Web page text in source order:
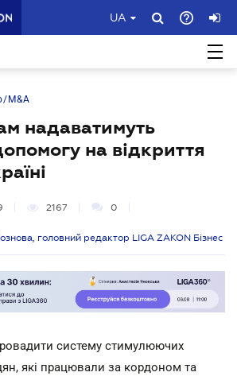
UA
M&A
надаватимуть
на відкриття
2167 0
головний редактор LIGA ZAKON Бізнес
систему стимулюючих
які працювали за кордоном та